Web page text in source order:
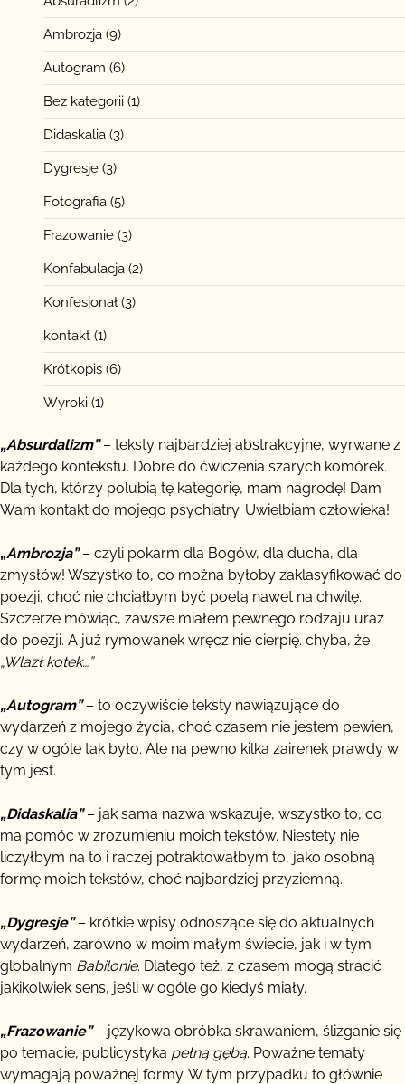
Ambrozja (9)
Autogram (6)
Bez kategorii (1)
Didaskalia (3)
Dygresje (3)
Fotografia (5)
Frazowanie (3)
Konfabulacja (2)
Konfesjonał(3)
kontakt (1)
Krótkopis (6)
Wyroki (1)
„Absurdalizm”– teksty najbardziej abstrakcyjne, wyrwane z
każdego kontekstu. Dobre do ćwiczenia szarych komórek.
Dla tych, którzy polubią tę kategorię, mam nagrodę! Dam
Wam kontakt do mojego psychiatry. Uwielbiam człowieka!
„Ambrozja”– czyli pokarm dla Bogów, dla ducha, dla
zmysłów! Wszystko to, co można byłoby zaklasyfikować do
poezji, choć nie chciałbym być poetą nawet na chwilę.
Szczerze mówiąc, zawsze miałem pewnego rodzaju uraz
do poezji. A już rymowanek wręcz nie cierpię. chyba, że
„Wlazł kotek…”
„Autogram”– to oczywiście teksty nawiązujące do
wydarzeń z mojego życia, choć czasem nie jestem pewien,
czy w ogóle tak było. Ale na pewno kilka zairenek prawdy w
tym jest.
„Didaskalia”– jak sama nazwa wskazuje, wszystko to, co
ma pomóc w zrozumieniu moich tekstów. Niestety nie
liczyłbym na to i raczej potraktowałbym to, jako osobną
formę moich tekstów, choć najbardziej przyziemną.
„Dygresje”– krótkie wpisy odnoszące się do aktualnych
wydarzeń, zarówno w moim małym świecie, jak i w tym
globalnym Babilonie. Dlatego też, z czasem mogą stracić
jakikolwiek sens, jeśli w ogóle go kiedyś miały.
„Frazowanie”– językowa obróbka skrawaniem, ślizganie się
po temacie, publicystyka pełną gębą. Poważne tematy
wymagają poważnej formy. W tym przypadku to głównie